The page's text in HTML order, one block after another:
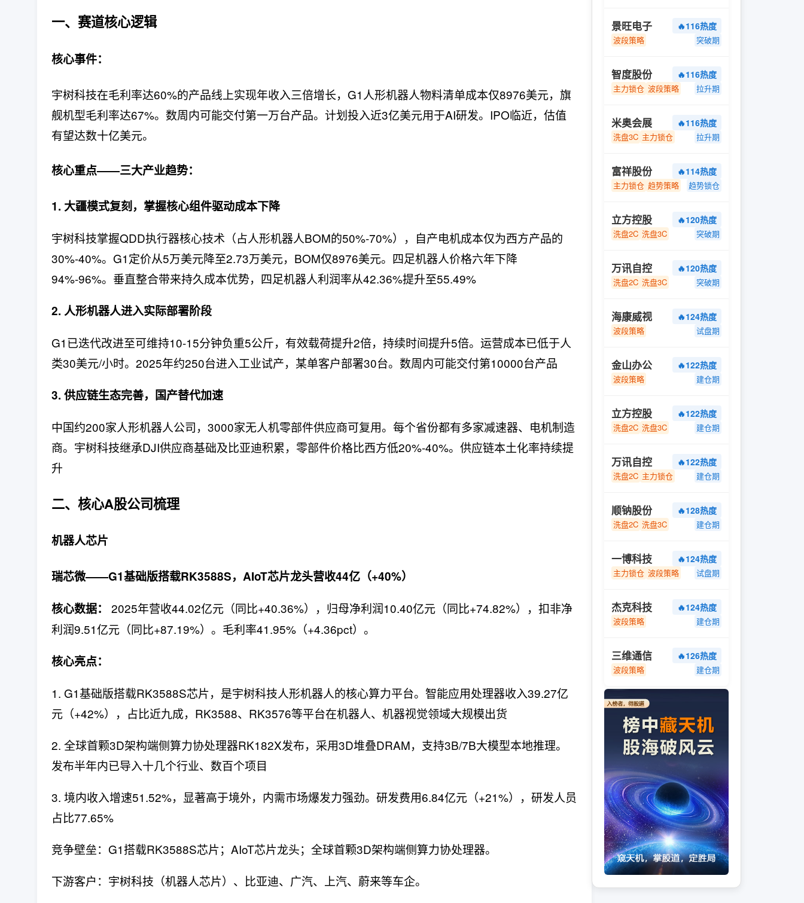
一、赛道核心逻辑
核心事件：
宇树科技在毛利率达60%的产品线上实现年收入三倍增长，G1人形机器人物料清单成本仅8976美元，旗
舰机型毛利率达67%。数周内可能交付第一万台产品。计划投入近3亿美元用于AI研发。IPO临近，估值
有望达数十亿美元。
核心重点——三大产业趋势：
1. 大疆模式复刻，掌握核心组件驱动成本下降
宇树科技掌握QDD执行器核心技术（占人形机器人BOM的50%-70%），自产电机成本仅为西方产品的
30%-40%。G1定价从5万美元降至2.73万美元，BOM仅8976美元。四足机器人价格六年下降
94%-96%。垂直整合带来持久成本优势，四足机器人利润率从42.36%提升至55.49%
2. 人形机器人进入实际部署阶段
G1已迭代改进至可维持10-15分钟负重5公斤，有效载荷提升2倍，持续时间提升5倍。运营成本已低于人
类30美元/小时。2025年约250台进入工业试产，某单客户部署30台。数周内可能交付第10000台产品
3. 供应链生态完善，国产替代加速
中国约200家人形机器人公司，3000家无人机零部件供应商可复用。每个省份都有多家减速器、电机制造
商。宇树科技继承DJI供应商基础及比亚迪积累，零部件价格比西方低20%-40%。供应链本土化率持续提
升
二、核心A股公司梳理
机器人芯片
瑞芯微——G1基础版搭载RK3588S，AIoT芯片龙头营收44亿（+40%）
核心数据：
2025年营收44.02亿元（同比+40.36%），归母净利润10.40亿元（同比+74.82%），扣非净
利润9.51亿元（同比+87.19%）。毛利率41.95%（+4.36pct）。
核心亮点：
1. G1基础版搭载RK3588S芯片，是宇树科技人形机器人的核心算力平台。智能应用处理器收入39.27亿
元（+42%），占比近九成，RK3588、RK3576等平台在机器人、机器视觉领域大规模出货
2. 全球首颗3D架构端侧算力协处理器RK182X发布，采用3D堆叠DRAM，支持3B/7B大模型本地推理。
发布半年内已导入十几个行业、数百个项目
3. 境内收入增速51.52%，显著高于境外，内需市场爆发力强劲。研发费用6.84亿元（+21%），研发人员
占比77.65%
竞争壁垒：G1搭载RK3588S芯片；AIoT芯片龙头；全球首颗3D架构端侧算力协处理器。
下游客户：宇树科技（机器人芯片）、比亚迪、广汽、上汽、蔚来等车企。
景旺电子 🔥116热度
波段策略 突破期
智度股份 🔥116热度
主力锁仓 波段策略 拉升期
米奥会展 🔥116热度
洗盘3C 主力锁仓 拉升期
富祥股份 🔥114热度
主力锁仓 趋势策略 趋势锁仓
立方控股 🔥120热度
洗盘2C 洗盘3C 突破期
万讯自控 🔥120热度
洗盘2C 洗盘3C 突破期
海康威视 🔥124热度
波段策略 试盘期
金山办公 🔥122热度
波段策略 建仓期
立方控股 🔥122热度
洗盘2C 洗盘3C 建仓期
万讯自控 🔥122热度
洗盘2C 主力锁仓 建仓期
顺钠股份 🔥128热度
洗盘2C 洗盘3C 建仓期
一博科技 🔥124热度
主力锁仓 波段策略 试盘期
杰克科技 🔥124热度
波段策略 建仓期
三维通信 🔥126热度
波段策略 建仓期